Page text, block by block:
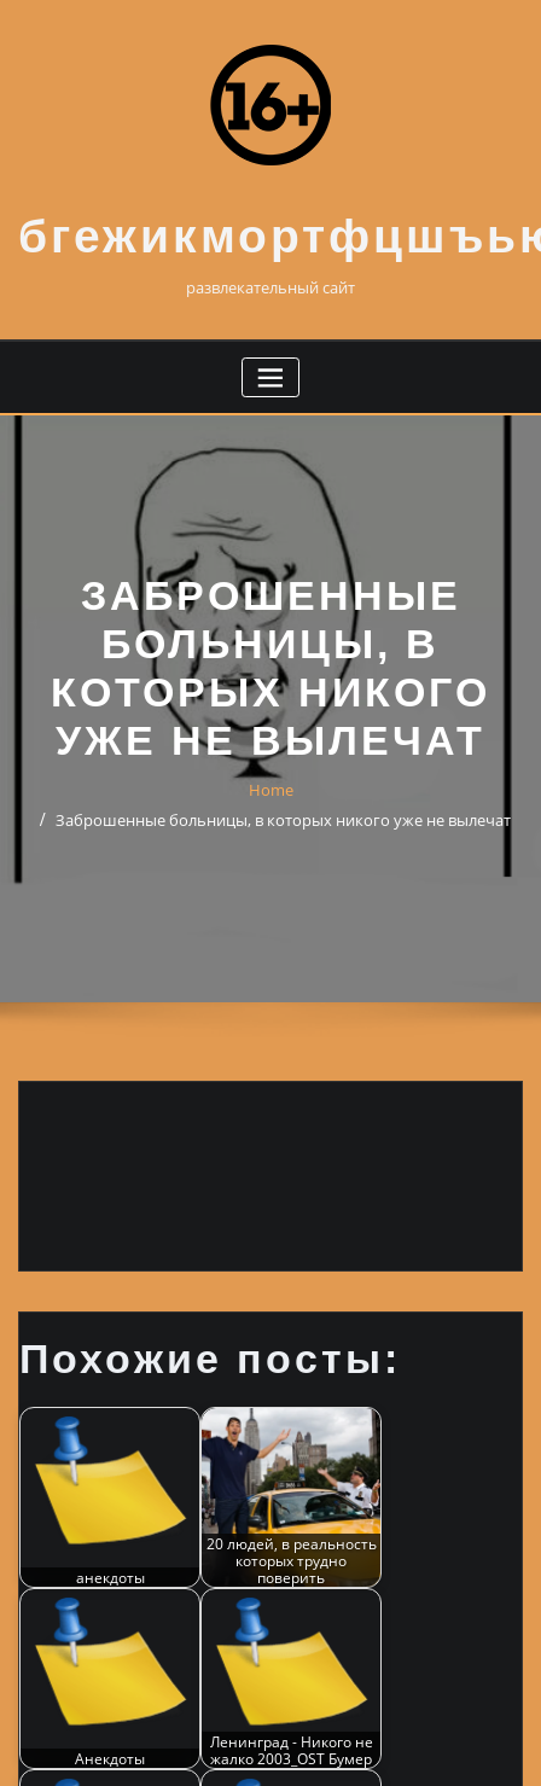
развлекательный сайт
ЗАБРОШЕННЫЕ
БОЛЬНИЦЫ, В
КОТОРЫХ НИКОГО
УЖЕ НЕ ВЫЛЕЧАТ
Home
Заброшенные больницы, в которых никого уже не вылечат
Похожие посты:
анекдоты
20 людей, в реальность
которых трудно
поверить
Анекдоты
Ленинград - Никого не
жалко 2003_OST Бумер